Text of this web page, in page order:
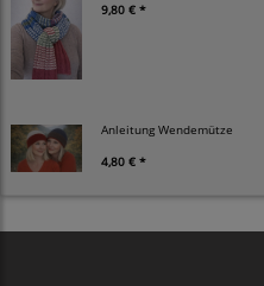
9,80 € *
Anleitung Wendemütze
4,80 € *